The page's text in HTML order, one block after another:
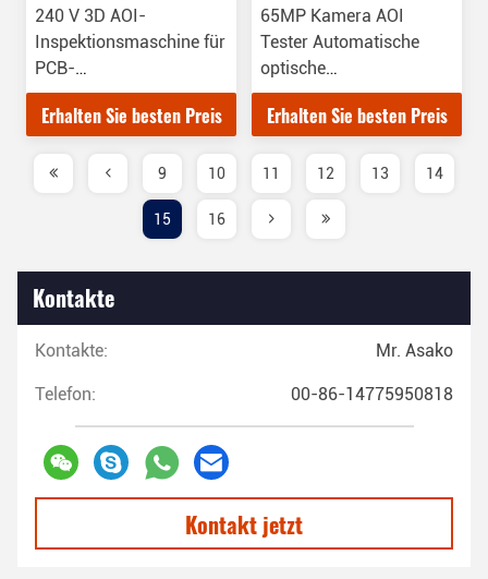
240 V 3D AOI-
Inspektionsmaschine für
PCB-
Produktionsinspektionen
Erhalten Sie besten Preis
65MP Kamera AOI
Tester Automatische
optische
Inspektionsgeräte
Erhalten Sie besten Preis
9 10 11 12 13 14
15 16
Kontakte
Kontakte: Mr. Asako
Telefon: 00-86-14775950818
Kontakt jetzt